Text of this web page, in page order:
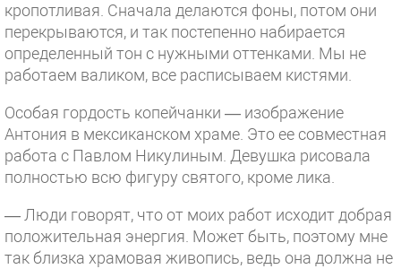
кропотливая. Сначала делаются фоны, потом они
перекрываются, и так постепенно набирается
определенный тон с нужными оттенками. Мы не
работаем валиком, все расписываем кистями.
Особая гордость копейчанки — изображение
Антония в мексиканском храме. Это ее совместная
работа с Павлом Никулиным. Девушка рисовала
полностью всю фигуру святого, кроме лика.
— Люди говорят, что от моих работ исходит добрая
положительная энергия. Может быть, поэтому мне
так близка храмовая живопись, ведь она должна не